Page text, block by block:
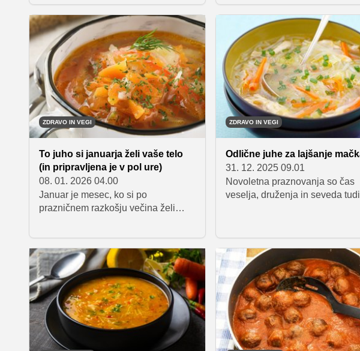
in sušenimi paradižniki poskrbi za
bogat okus, priprava pa traja le
približno 15 minut.
sestavinami in želje po
okusu. Doma pripravljene
vsebujejo manj dodatkov, imajo
boljšo teksturo in omogočajo
popolno izkušnjo.
ZDRAVO IN VEGI
To juho si januarja želi vaše telo
(in pripravljena je v pol ure)
08. 01. 2026 04.00
Januar je mesec, ko si po
prazničnem razkošju večina želi
naravno hrepeni po jedeh, ki
pogrejejo, ne obremenijo prebave in
pomagajo znova vzpostaviti
ravnovesje. Prav takšna je ta
preprosta juha z zeljem in korenjem.
Gre za jed, ki temelji na sezonski
zelenjavi, lahki pripravi in
zavedanju, da je včasih manj več.
ZDRAVO IN VEGI
Odlične juhe za lajšanje
31. 12. 2025 09.01
Novoletna praznovanja so čas
veselja, druženja in seveda tudi
glavobolom in dehidracijo.
smo 'mačkasti', so juhe odlična
izbira, da si povrnemo moči. So
lahke za prebavo, polne
snovi in nas hkrati tudi